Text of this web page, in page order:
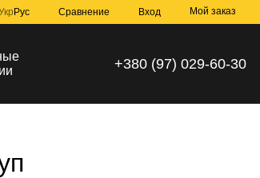
Рус Сравнение Вход Мой заказ
+380 (97) 029-60-30